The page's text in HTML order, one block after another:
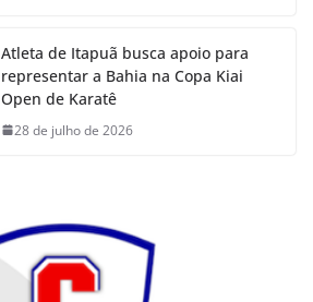
Atleta de Itapuã busca apoio para
representar a Bahia na Copa Kiai
Open de Karatê
28 de julho de 2026